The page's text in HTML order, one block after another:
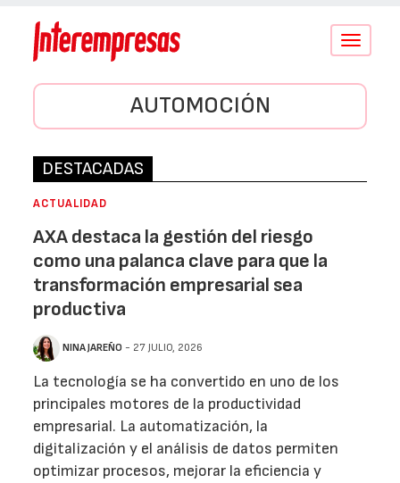
Conmutar
AUTOMOCIÓN
DESTACADAS
ACTUALIDAD
AXA destaca la gestión del riesgo
como una palanca clave para que la
transformación empresarial sea
productiva
NINA JAREÑO - 27 JULIO, 2026
La tecnología se ha convertido en uno de los
principales motores de la productividad
empresarial. La automatización, la
digitalización y el análisis de datos permiten
optimizar procesos, mejorar la eficiencia y